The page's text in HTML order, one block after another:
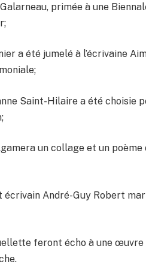
primée à une
a été jumelé à l’écrivaine
Saint-Hilaire a été choisie
un collage et un poème
écrivain André-Guy Robert
feront écho à une